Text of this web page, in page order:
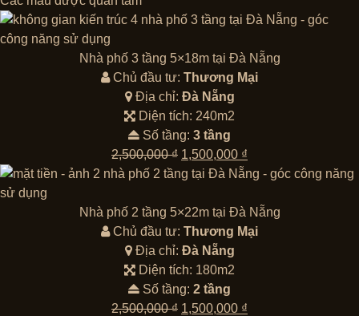
Nhà phố 3 tầng 5×18m tại Đà Nẵng
Chủ đầu tư: Thương Mại
Địa chỉ: Đà Nẵng
Diện tích: 240m2
Số tầng: 3 tầng
2,500,000₫ Giá
gốc
2,500,000 ₫.
1,500,000 ₫
hiện
là:
1,500,000 ₫.
Nhà phố 2 tầng 5×22m tại Đà Nẵng
Chủ đầu tư: Thương Mại
Địa chỉ: Đà Nẵng
Diện tích: 180m2
Số tầng: 2 tầng
2,500,000₫ Giá
1,500,000 ₫